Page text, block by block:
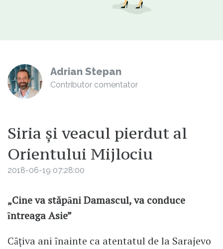
Adrian Stepan
Contributor comentator
Siria şi veacul pierdut al
Orientului Mijlociu
2018-06-19 07:28:00
„Cine va stăpȃni Damascul, va conduce
ȋntreaga Asie”
Cȃţiva ani ȋnainte ca atentatul de la Sarajevo